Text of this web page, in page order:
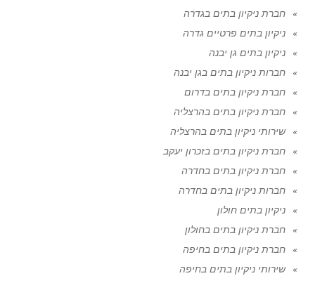
חברת ניקיון בתים בגדרה
ניקיון בתים פרטיים גדרה
ניקיון בתים גן יבנה
חברות ניקיון בתים בגן יבנה
חברת ניקיון בתים בדרום
חברת ניקיון בתים בהרצליה
שירותי ניקיון בתים בהרצליה
חברת ניקיון בתים בזכרון יעקב
חברת ניקיון בתים בחדרה
חברות ניקיון בתים בחדרה
ניקיון בתים חולון
חברת ניקיון בתים בחולון
חברת ניקיון בתים בחיפה
שירותי ניקיון בתים בחיפה